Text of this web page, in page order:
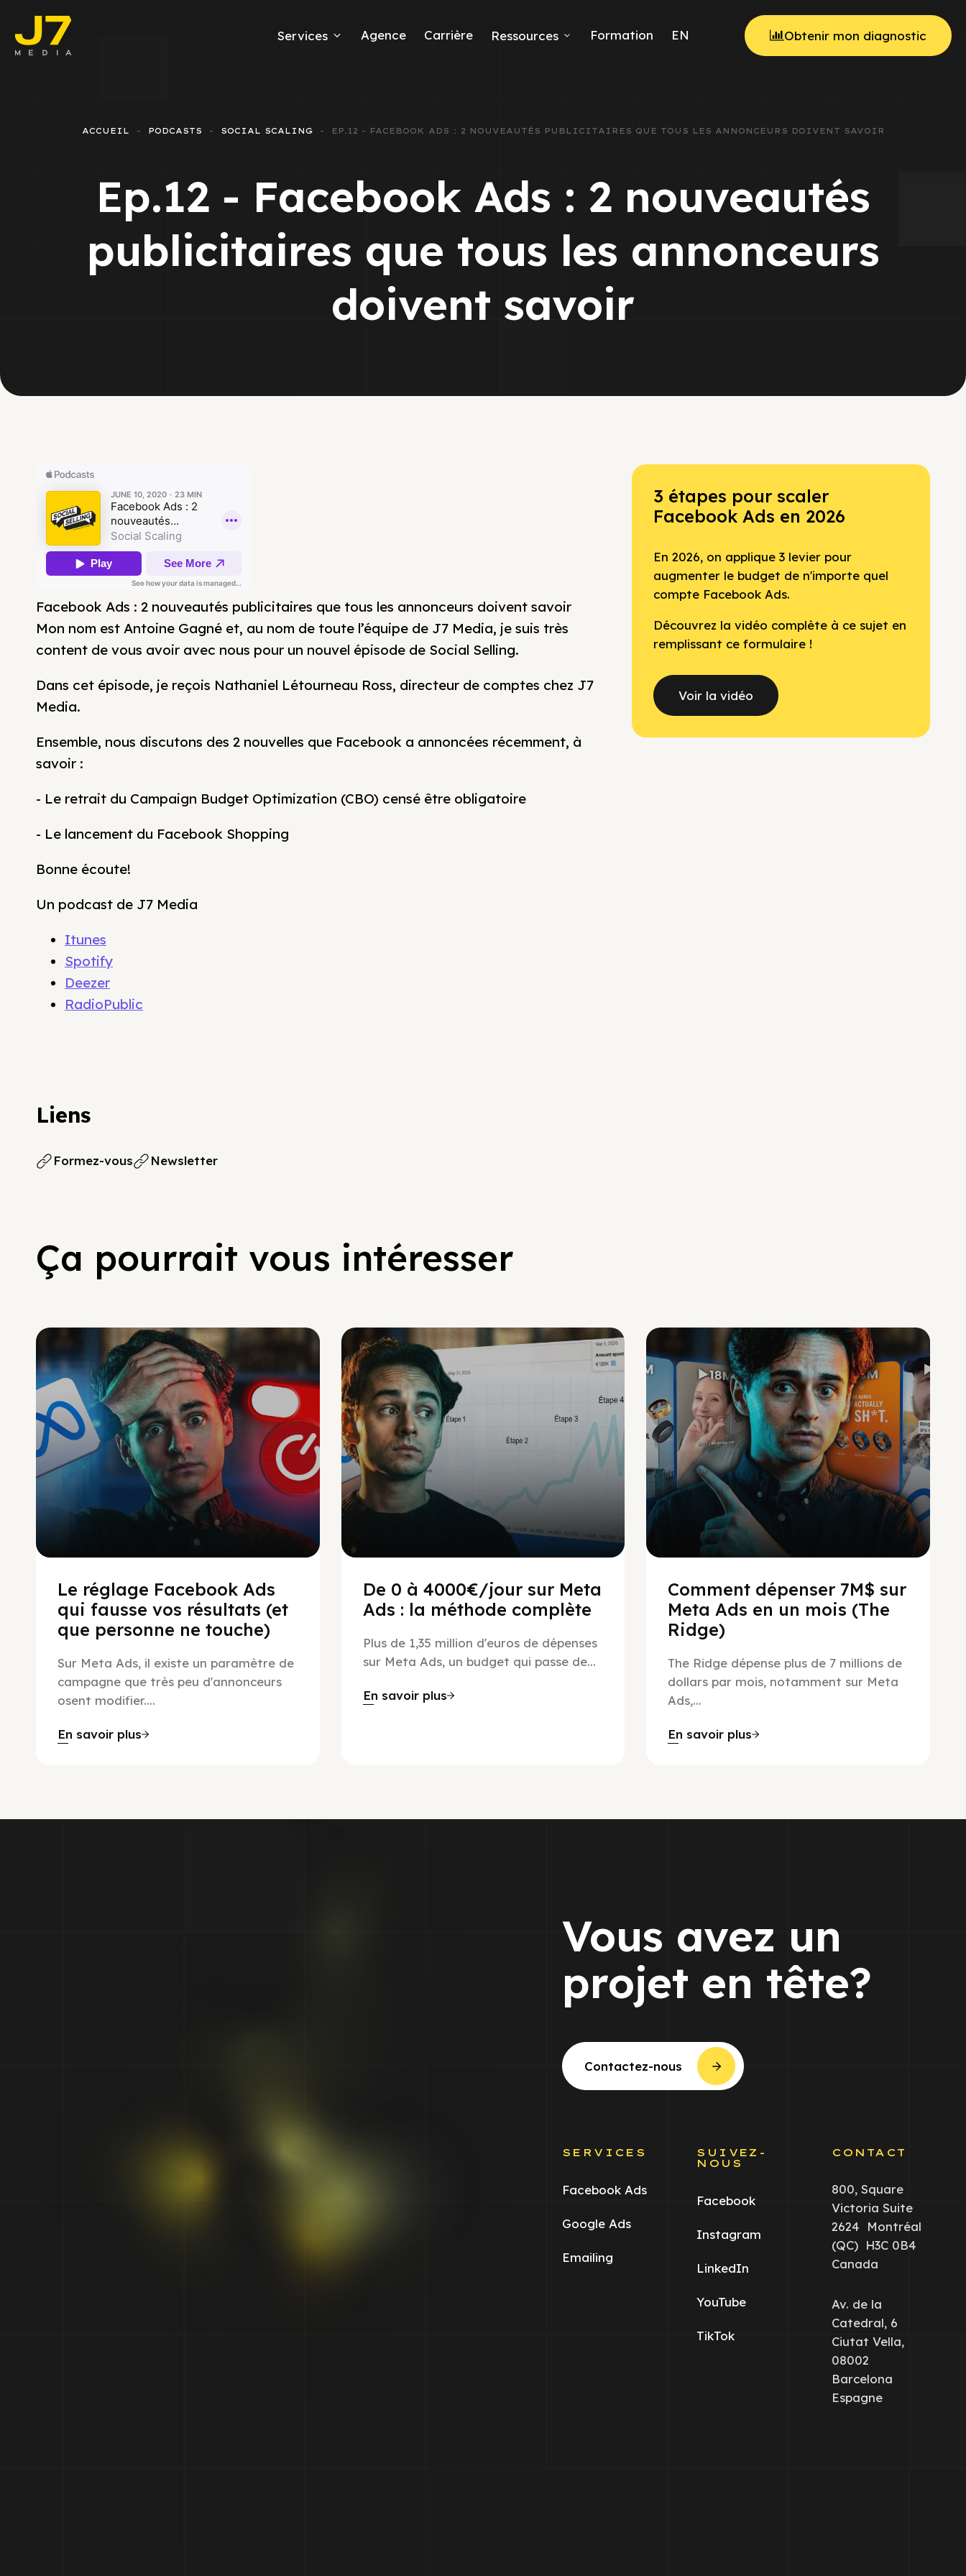
Services
E-commerce
Google Ads
Rapports Meta Ads
Agence Carrière Ressources Formation EN Obtenir mon diagnostic
ACCUEIL PODCASTS SOCIAL SCALING EP.12 - FACEBOOK ADS : 2 NOUVEAUTÉS PUBLICITAIRES QUE TOUS LES ANNONCEURS DOIVENT SAVOIR
Ep.12 - Facebook Ads : 2 nouveautés
publicitaires que tous les annonceurs
doivent savoir
Facebook Ads : 2 nouveautés publicitaires que tous les annonceurs doivent savoir
Mon nom est Antoine Gagné et, au nom de toute l’équipe de J7 Media, je suis très
content de vous avoir avec nous pour un nouvel épisode de Social Selling.
Dans cet épisode, je reçois Nathaniel Létourneau Ross, directeur de comptes chez J7
Media.
Ensemble, nous discutons des 2 nouvelles que Facebook a annoncées récemment, à
savoir :
- Le retrait du Campaign Budget Optimization (CBO) censé être obligatoire
- Le lancement du Facebook Shopping
Bonne écoute!
Un podcast de J7 Media
Itunes
Spotify
Deezer
RadioPublic
Liens
Formez-vous Newsletter
3 étapes pour scaler
Facebook Ads en 2026
En 2026, on applique 3 levier pour
augmenter le budget de n'importe quel
compte Facebook Ads.
Découvrez la vidéo complète à ce sujet en
remplissant ce formulaire !
Voir la vidéo
Ça pourrait vous intéresser
Social Scaling
Le réglage Facebook Ads
qui fausse vos résultats (et
que personne ne touche)
Sur Meta Ads, il existe un paramètre de
campagne que très peu d'annonceurs
osent modifier....
En savoir plus
De 0 à 4000€/jour sur Meta
Ads : la méthode complète
Plus de 1,35 million d'euros de dépenses
sur Meta Ads, un budget qui passe de...
En savoir plus
Social Scaling
Comment dépenser 7M$ sur
Meta Ads en un mois (The
Ridge)
The Ridge dépense plus de 7 millions de
dollars par mois, notamment sur Meta
Ads,...
En savoir plus
Vous avez un
projet en tête?
Contactez-nous
SERVICES
Facebook Ads
Google Ads
Emailing
SUIVEZ-
NOUS
Facebook
Instagram
LinkedIn
YouTube
TikTok
CONTACT
800, Square
Victoria Suite
2624 Montréal
(QC) H3C 0B4
Canada
Av. de la
Catedral, 6
Ciutat Vella,
08002
Barcelona
Espagne